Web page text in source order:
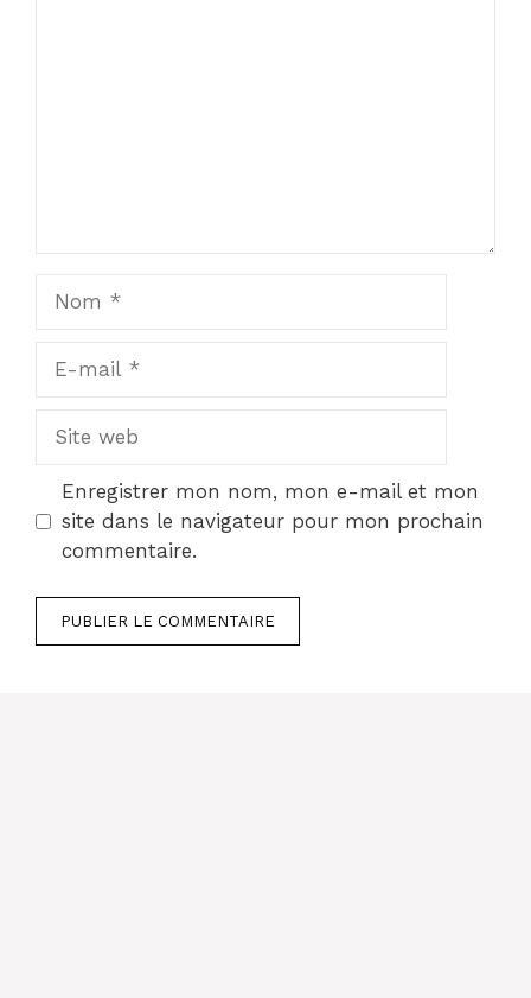
Site
Enregistrer mon nom, mon e-mail et mon
site dans le navigateur pour mon prochain
commentaire.